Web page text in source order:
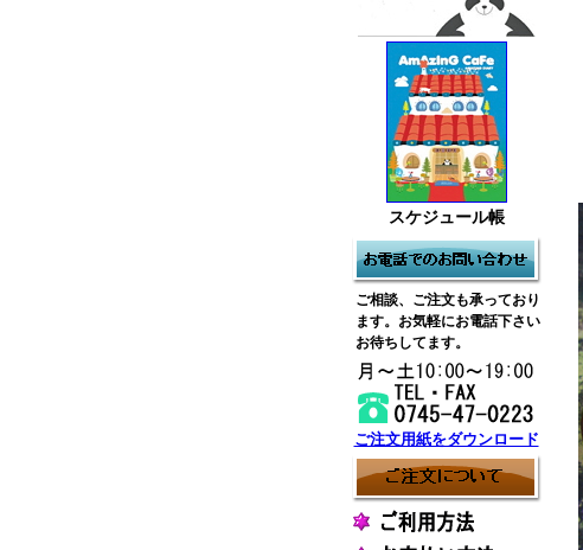
スケジュール帳
ご相談、ご注文も承っており
ます。お気軽にお電話下さい
お待ちしてます。
ご注文用紙をダウンロード